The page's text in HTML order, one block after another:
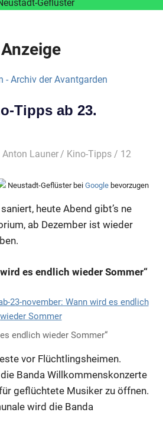
Anzeige
Tipps ab 23.
Anton Launer Kino-Tipps / 12
Neustadt-Geflüster bei Google bevorzugen
heute Abend gibt’s ne
ab Dezember ist wieder
es endlich wieder Sommer“
endlich wieder Sommer“
vor Flüchtlingsheimen.
Banda Willkommenskonzerte
geflüchtete Musiker zu öffnen.
wird die Banda